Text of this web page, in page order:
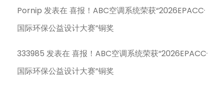
Pornip 发表在喜报！ABC空调系统荣获“2026EPACC·
国际环保公益设计大赛”铜奖
333985 发表在喜报！ABC空调系统荣获“2026EPACC·
国际环保公益设计大赛”铜奖